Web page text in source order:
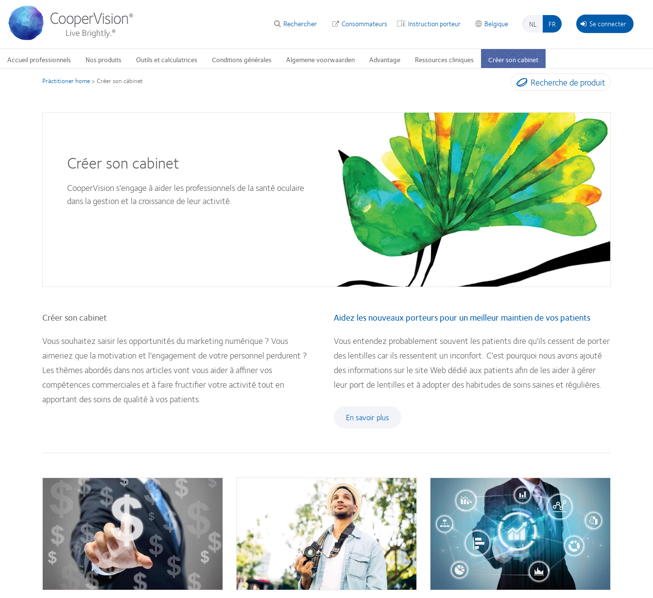
contenu
principal
Se connecter
NL FR
Belgique
Instruction porteur
Consommateurs
Rechercher
Accueil professionnels Nos produits Outils et calculatrices Conditions générales Algemene voorwaarden Advantage Ressources cliniques Créer son cabinet
Recherche de produit
Practitioner home > Créer son cabinet
Créer son cabinet
CooperVision s'engage à aider les professionnels de la santé oculaire
dans la gestion et la croissance de leur activité.
Créer son cabinet
Vous souhaitez saisir les opportunités du marketing numérique ? Vous
aimeriez que la motivation et l'engagement de votre personnel perdurent ?
Les thèmes abordés dans nos articles vont vous aider à affiner vos
compétences commerciales et à faire fructifier votre activité tout en
apportant des soins de qualité à vos patients.
Aidez les nouveaux porteurs pour un meilleur maintien de vos patients
Vous entendez probablement souvent les patients dire qu'ils cessent de porter
des lentilles car ils ressentent un inconfort. C'est pourquoi nous avons ajouté
des informations sur le site Web dédié aux patients afin de les aider à gérer
leur port de lentilles et à adopter des habitudes de soins saines et régulières.
En savoir plus